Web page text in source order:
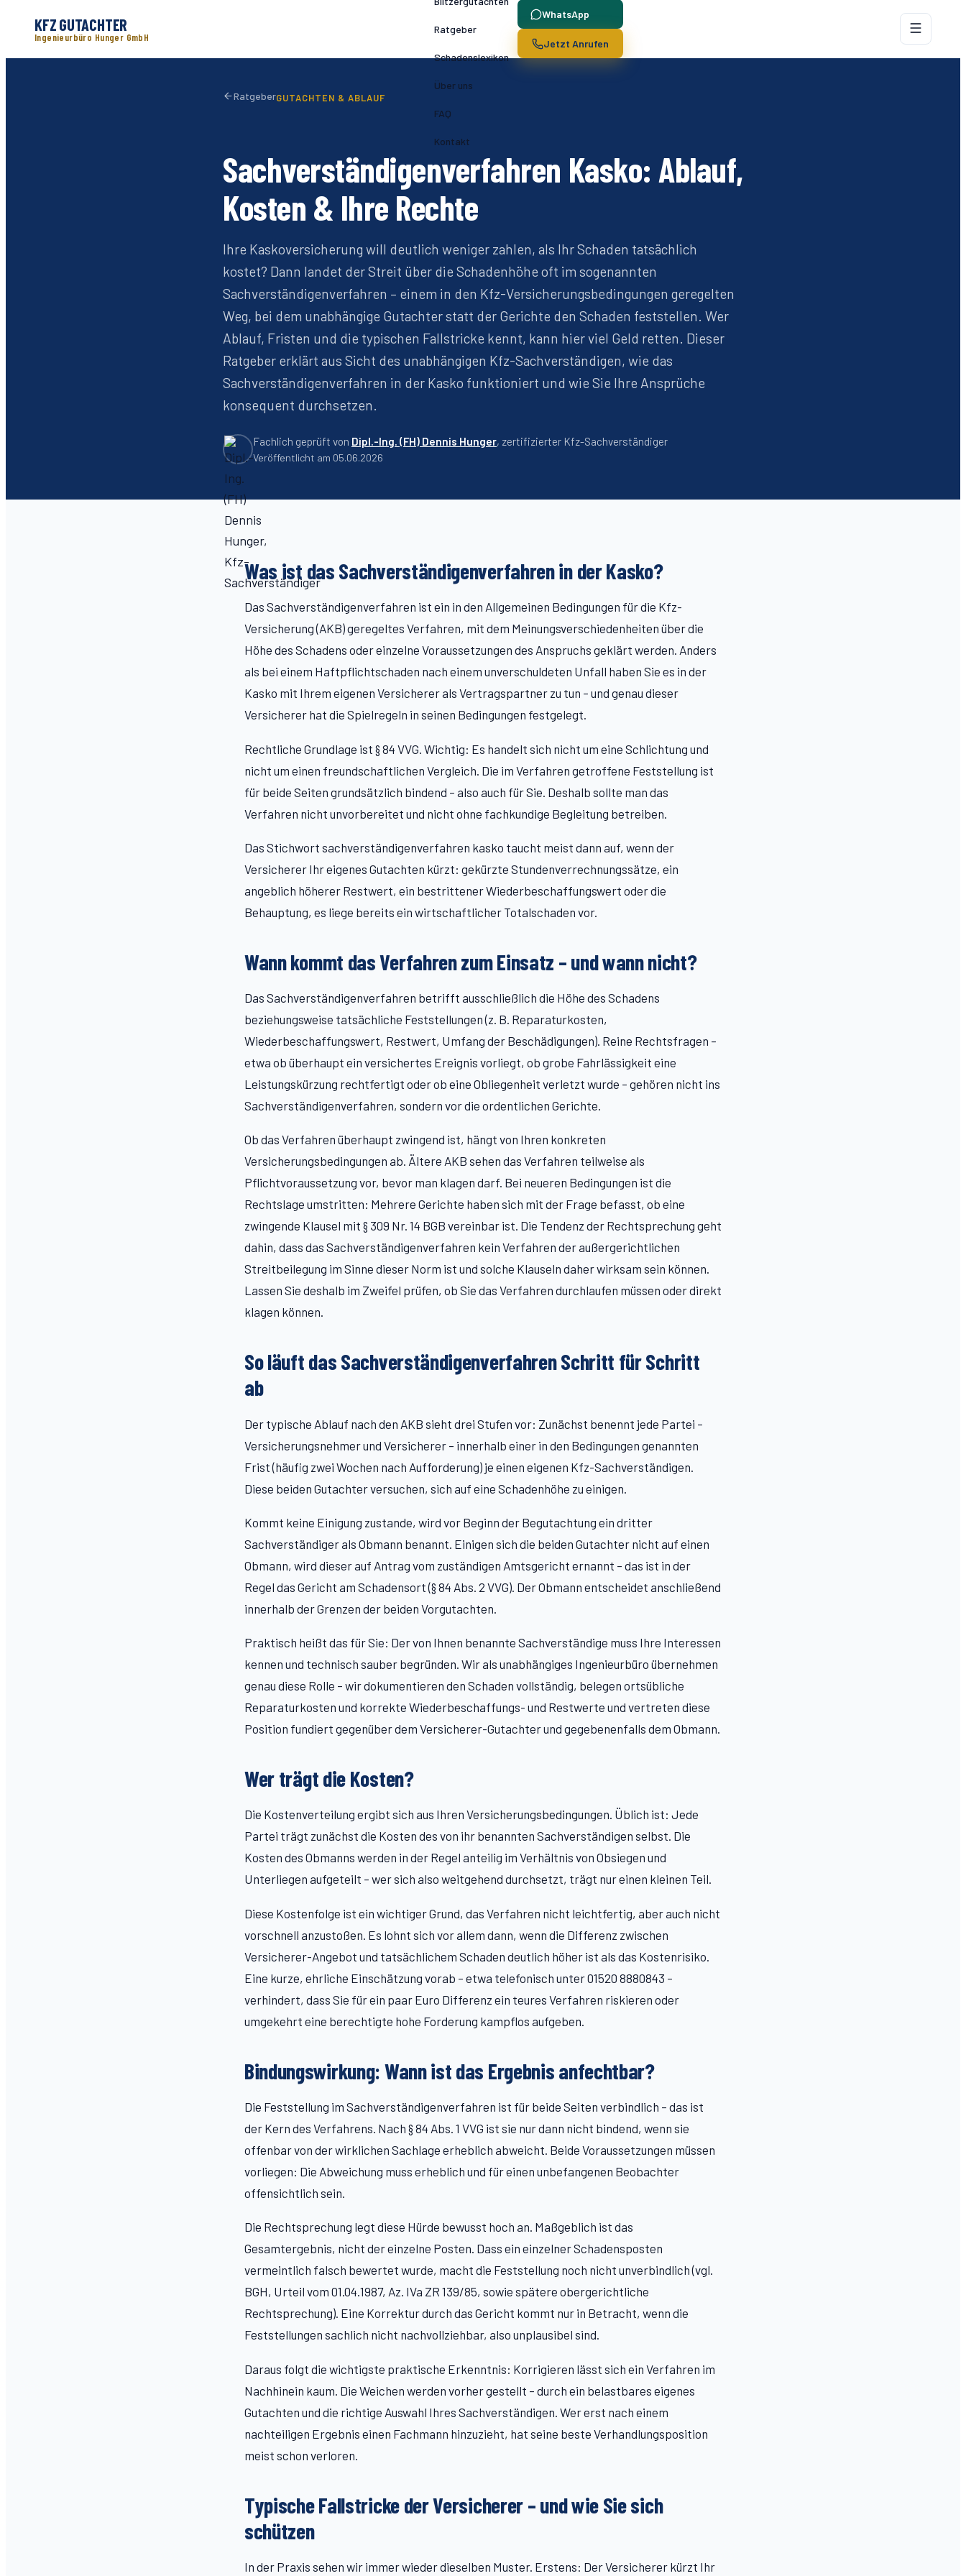
KFZ GUTACHTER
Ingenieurbüro Hunger GmbH
Ratgeber
Schadenslexikon
Über uns
FAQ
Kontakt
WhatsApp
Jetzt Anrufen
RatgeberGUTACHTEN & ABLAUF
Sachverständigenverfahren Kasko: Ablauf,
Kosten & Ihre Rechte
Ihre Kaskoversicherung will deutlich weniger zahlen, als Ihr Schaden tatsächlich
kostet? Dann landet der Streit über die Schadenhöhe oft im sogenannten
Sachverständigenverfahren – einem in den Kfz-Versicherungsbedingungen geregelten
Weg, bei dem unabhängige Gutachter statt der Gerichte den Schaden feststellen. Wer
Ablauf, Fristen und die typischen Fallstricke kennt, kann hier viel Geld retten. Dieser
Ratgeber erklärt aus Sicht des unabhängigen Kfz-Sachverständigen, wie das
Sachverständigenverfahren in der Kasko funktioniert und wie Sie Ihre Ansprüche
konsequent durchsetzen.
Fachlich geprüft von Dipl.-Ing. (FH) Dennis Hunger, zertifizierter Kfz-Sachverständiger
Veröffentlicht am 05.06.2026
Was ist das Sachverständigenverfahren in der Kasko?
Das Sachverständigenverfahren ist ein in den Allgemeinen Bedingungen für die Kfz-
Versicherung (AKB) geregeltes Verfahren, mit dem Meinungsverschiedenheiten über die
Höhe des Schadens oder einzelne Voraussetzungen des Anspruchs geklärt werden. Anders
als bei einem Haftpflichtschaden nach einem unverschuldeten Unfall haben Sie es in der
Kasko mit Ihrem eigenen Versicherer als Vertragspartner zu tun – und genau dieser
Versicherer hat die Spielregeln in seinen Bedingungen festgelegt.
Rechtliche Grundlage ist § 84 VVG. Wichtig: Es handelt sich nicht um eine Schlichtung und
nicht um einen freundschaftlichen Vergleich. Die im Verfahren getroffene Feststellung ist
für beide Seiten grundsätzlich bindend – also auch für Sie. Deshalb sollte man das
Verfahren nicht unvorbereitet und nicht ohne fachkundige Begleitung betreiben.
Das Stichwort sachverständigenverfahren kasko taucht meist dann auf, wenn der
Versicherer Ihr eigenes Gutachten kürzt: gekürzte Stundenverrechnungssätze, ein
angeblich höherer Restwert, ein bestrittener Wiederbeschaffungswert oder die
Behauptung, es liege bereits ein wirtschaftlicher Totalschaden vor.
Wann kommt das Verfahren zum Einsatz – und wann nicht?
Das Sachverständigenverfahren betrifft ausschließlich die Höhe des Schadens
beziehungsweise tatsächliche Feststellungen (z. B. Reparaturkosten,
Wiederbeschaffungswert, Restwert, Umfang der Beschädigungen). Reine Rechtsfragen –
etwa ob überhaupt ein versichertes Ereignis vorliegt, ob grobe Fahrlässigkeit eine
Leistungskürzung rechtfertigt oder ob eine Obliegenheit verletzt wurde – gehören nicht ins
Sachverständigenverfahren, sondern vor die ordentlichen Gerichte.
Ob das Verfahren überhaupt zwingend ist, hängt von Ihren konkreten
Versicherungsbedingungen ab. Ältere AKB sehen das Verfahren teilweise als
Pflichtvoraussetzung vor, bevor man klagen darf. Bei neueren Bedingungen ist die
Rechtslage umstritten: Mehrere Gerichte haben sich mit der Frage befasst, ob eine
zwingende Klausel mit § 309 Nr. 14 BGB vereinbar ist. Die Tendenz der Rechtsprechung geht
dahin, dass das Sachverständigenverfahren kein Verfahren der außergerichtlichen
Streitbeilegung im Sinne dieser Norm ist und solche Klauseln daher wirksam sein können.
Lassen Sie deshalb im Zweifel prüfen, ob Sie das Verfahren durchlaufen müssen oder direkt
klagen können.
So läuft das Sachverständigenverfahren Schritt für Schritt
ab
Der typische Ablauf nach den AKB sieht drei Stufen vor: Zunächst benennt jede Partei –
Versicherungsnehmer und Versicherer – innerhalb einer in den Bedingungen genannten
Frist (häufig zwei Wochen nach Aufforderung) je einen eigenen Kfz-Sachverständigen.
Diese beiden Gutachter versuchen, sich auf eine Schadenhöhe zu einigen.
Kommt keine Einigung zustande, wird vor Beginn der Begutachtung ein dritter
Sachverständiger als Obmann benannt. Einigen sich die beiden Gutachter nicht auf einen
Obmann, wird dieser auf Antrag vom zuständigen Amtsgericht ernannt – das ist in der
Regel das Gericht am Schadensort (§ 84 Abs. 2 VVG). Der Obmann entscheidet anschließend
innerhalb der Grenzen der beiden Vorgutachten.
Praktisch heißt das für Sie: Der von Ihnen benannte Sachverständige muss Ihre Interessen
kennen und technisch sauber begründen. Wir als unabhängiges Ingenieurbüro übernehmen
genau diese Rolle – wir dokumentieren den Schaden vollständig, belegen ortsübliche
Reparaturkosten und korrekte Wiederbeschaffungs- und Restwerte und vertreten diese
Position fundiert gegenüber dem Versicherer-Gutachter und gegebenenfalls dem Obmann.
Wer trägt die Kosten?
Die Kostenverteilung ergibt sich aus Ihren Versicherungsbedingungen. Üblich ist: Jede
Partei trägt zunächst die Kosten des von ihr benannten Sachverständigen selbst. Die
Kosten des Obmanns werden in der Regel anteilig im Verhältnis von Obsiegen und
Unterliegen aufgeteilt – wer sich also weitgehend durchsetzt, trägt nur einen kleinen Teil.
Diese Kostenfolge ist ein wichtiger Grund, das Verfahren nicht leichtfertig, aber auch nicht
vorschnell anzustoßen. Es lohnt sich vor allem dann, wenn die Differenz zwischen
Versicherer-Angebot und tatsächlichem Schaden deutlich höher ist als das Kostenrisiko.
Eine kurze, ehrliche Einschätzung vorab – etwa telefonisch unter 01520 8880843 –
verhindert, dass Sie für ein paar Euro Differenz ein teures Verfahren riskieren oder
umgekehrt eine berechtigte hohe Forderung kampflos aufgeben.
Bindungswirkung: Wann ist das Ergebnis anfechtbar?
Die Feststellung im Sachverständigenverfahren ist für beide Seiten verbindlich – das ist
der Kern des Verfahrens. Nach § 84 Abs. 1 VVG ist sie nur dann nicht bindend, wenn sie
offenbar von der wirklichen Sachlage erheblich abweicht. Beide Voraussetzungen müssen
vorliegen: Die Abweichung muss erheblich und für einen unbefangenen Beobachter
offensichtlich sein.
Die Rechtsprechung legt diese Hürde bewusst hoch an. Maßgeblich ist das
Gesamtergebnis, nicht der einzelne Posten. Dass ein einzelner Schadensposten
vermeintlich falsch bewertet wurde, macht die Feststellung noch nicht unverbindlich (vgl.
BGH, Urteil vom 01.04.1987, Az. IVa ZR 139/85, sowie spätere obergerichtliche
Rechtsprechung). Eine Korrektur durch das Gericht kommt nur in Betracht, wenn die
Feststellungen sachlich nicht nachvollziehbar, also unplausibel sind.
Daraus folgt die wichtigste praktische Erkenntnis: Korrigieren lässt sich ein Verfahren im
Nachhinein kaum. Die Weichen werden vorher gestellt – durch ein belastbares eigenes
Gutachten und die richtige Auswahl Ihres Sachverständigen. Wer erst nach einem
nachteiligen Ergebnis einen Fachmann hinzuzieht, hat seine beste Verhandlungsposition
meist schon verloren.
Typische Fallstricke der Versicherer – und wie Sie sich
schützen
In der Praxis sehen wir immer wieder dieselben Muster. Erstens: Der Versicherer kürzt Ihr